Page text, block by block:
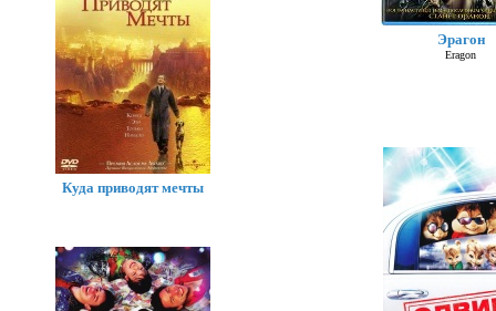
Эрагон
Eragon
Куда приводят мечты